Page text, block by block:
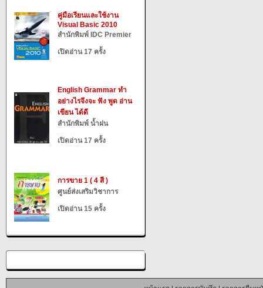
คู่มือเรียนและใช้งาน
Visual Basic 2010
สำนักพิมพ์ IDC Premier
เปิดอ่าน 17 ครั้ง
English Grammar ทำ
อย่างไรจึงจะ ฟัง พูด อ่าน
เขียน ได้ดี
สำนักพิมพ์ น้ำฝน
เปิดอ่าน 17 ครั้ง
การขาย 1 ( 4 สี )
ศูนย์ส่งเสริมวิชาการ
เปิดอ่าน 15 ครั้ง